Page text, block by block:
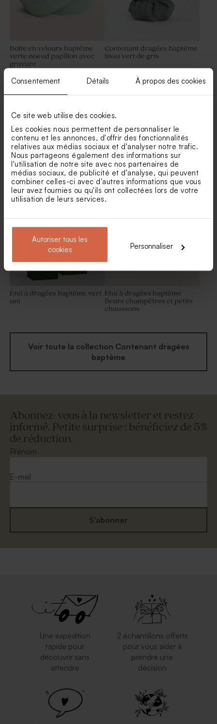
Consentement Détails À propos des cookies
Ce site web utilise des cookies.
Les cookies nous permettent de personnaliser le
contenu et les annonces, d'offrir des fonctionnalités
relatives aux médias sociaux et d'analyser notre trafic.
Nous partageons également des informations sur
l'utilisation de notre site avec nos partenaires de
médias sociaux, de publicité et d'analyse, qui peuvent
combiner celles-ci avec d'autres informations que vous
leur avez fournies ou qu'ils ont collectées lors de votre
utilisation de leurs services.
Autoriser tous les
cookies
Personnaliser
et son crayon gris
vert 1 kg (± 240 ex)
Dragées baptême sucrés
rond eucalyptus 750 gr (±
Dragées baptême lentilles
Boîte en velours baptême
verte noeud papillon avec
gravure
Contenant dragées baptême
tissu vert de gris
Contenant à dragées
baptême en nid d'abeille vert
Boite à dragées baptême
vert uni
Étui à dragées baptême vert
uni
Etui à dragées baptême
fleurs champêtres et petits
chaussons
Voir toute la collection Contenant dragées
baptême
Abonnez-vous à la newsletter et restez
informé. Petite surprise : bénéficiez de 5%
de réduction.
Prénom
E-mail
S'abonner
Une expédition
rapide pour
découvrir sans
attendre
2 échantillons offerts
pour vous aider à
prendre une
décision